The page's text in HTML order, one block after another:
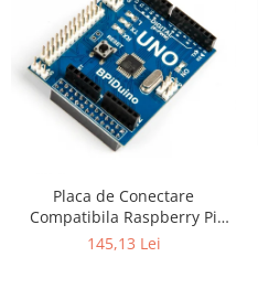
Cabluri si Conectori
Camera
Cutii
Adaptoare si convertoare
Placa de Conectare
Compatibila Raspberry Pi
Arduino UNO
145,13 Lei